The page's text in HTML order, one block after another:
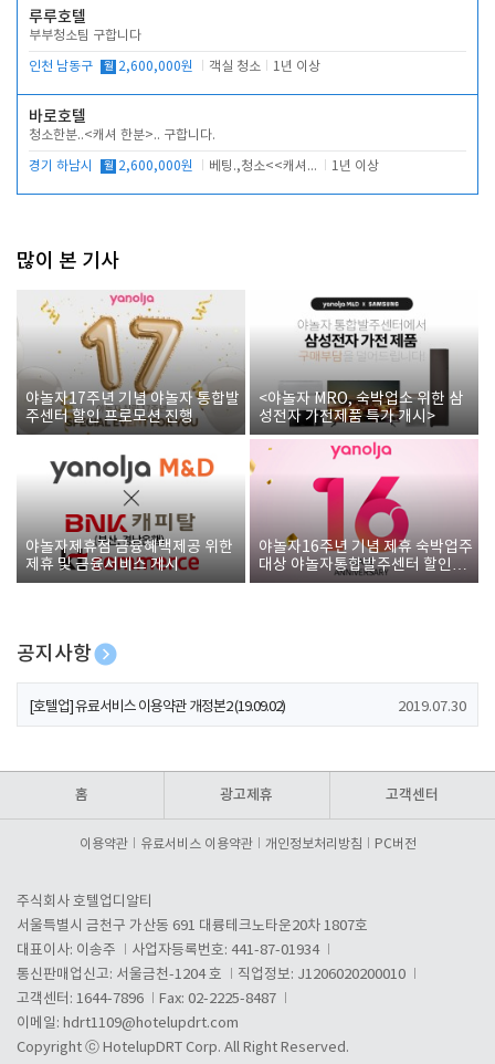
루루호텔
부부청소팀 구합니다
인천 남동구 월 2,600,000원 객실 청소 1년 이상
바로호텔
청소한분..<캐셔 한분>.. 구합니다.
경기 하남시 월 2,600,000원 베팅.,청소<<캐셔 모셔봅니다. 1년 이상
많이 본 기사
야놀자17주년 기념 야놀자 통합발
주센터 할인 프로모션 진행
<야놀자 MRO, 숙박업소 위한 삼
성전자 가전제품 특가 개시>
야놀자제휴점 금융혜택제공 위한
제휴 및 금융서비스 게시
야놀자16주년 기념 제휴 숙박업주
대상 야놀자통합발주센터 할인쿠
폰 증정
공지사항
[호텔업] 개인정보 처리방침 개정본1 (19.09.02)
[호텔업] 유료서비스 이용약관 개정본2 (19.09.02) 2019.07.30
홈 광고제휴 고객센터
이용약관 유료서비스 이용약관 개인정보처리방침 PC버전
주식회사 호텔업디알티
서울특별시 금천구 가산동 691 대륭테크노타운20차 1807호
대표이사: 이송주
사업자등록번호: 441-87-01934
통신판매업신고: 서울금천-1204 호
직업정보: J1206020200010
고객센터: 1644-7896
Fax: 02-2225-8487
이메일: hdrt1109@hotelupdrt.com
Copyright ⓒ HotelupDRT Corp. All Right Reserved.